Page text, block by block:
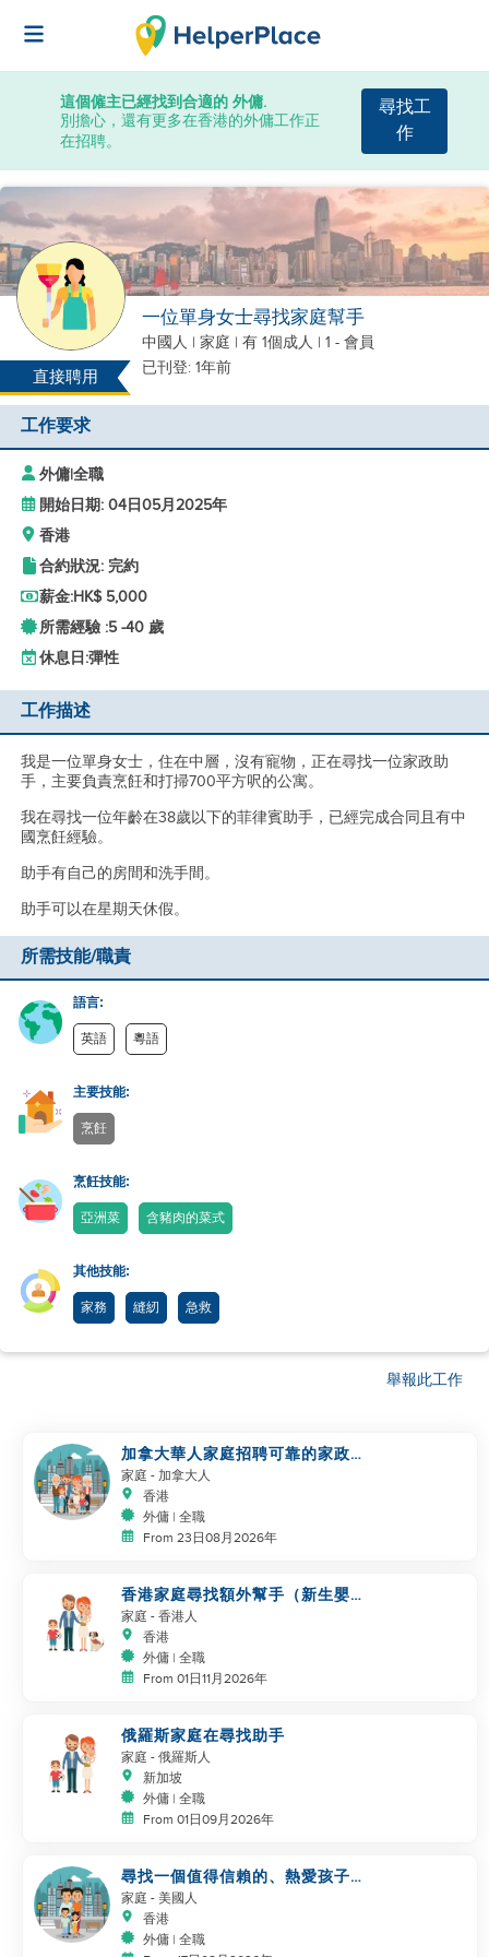
這個僱主已經找到合適的 外傭.
別擔心，還有更多在香港的外傭工作正
在招聘。
尋找工
作
直接聘用
一位單身女士尋找家庭幫手
中國人 | 家庭 | 有 1個成人 | 1 - 會員
已刊登: 1年前
工作要求
外傭|全職
開始日期: 04日05月2025年
香港
合約狀況: 完約
薪金:HK$ 5,000
所需經驗 :5 -40 歲
休息日:彈性
工作描述
我是一位單身女士，住在中層，沒有寵物，正在尋找一位家政助
手，主要負責烹飪和打掃700平方呎的公寓。
我在尋找一位年齡在38歲以下的菲律賓助手，已經完成合同且有中
國烹飪經驗。
助手有自己的房間和洗手間。
助手可以在星期天休假。
所需技能/職責
語言:
英語 粵語
主要技能:
烹飪
烹飪技能:
亞洲菜 含豬肉的菜式
其他技能:
家務 縫紉 急救
舉報此工作
加拿大華人家庭招聘可靠的家政幫
手🤗
家庭 - 加拿大人
香港
外傭 | 全職
From 23日08月2026年
香港家庭尋找額外幫手（新生嬰兒
+幼兒，共同幫手）
家庭 - 香港人
香港
外傭 | 全職
From 01日11月2026年
俄羅斯家庭在尋找助手
家庭 - 俄羅斯人
新加坡
外傭 | 全職
From 01日09月2026年
尋找一個值得信賴的、熱愛孩子的
幫手
家庭 - 美國人
香港
外傭 | 全職